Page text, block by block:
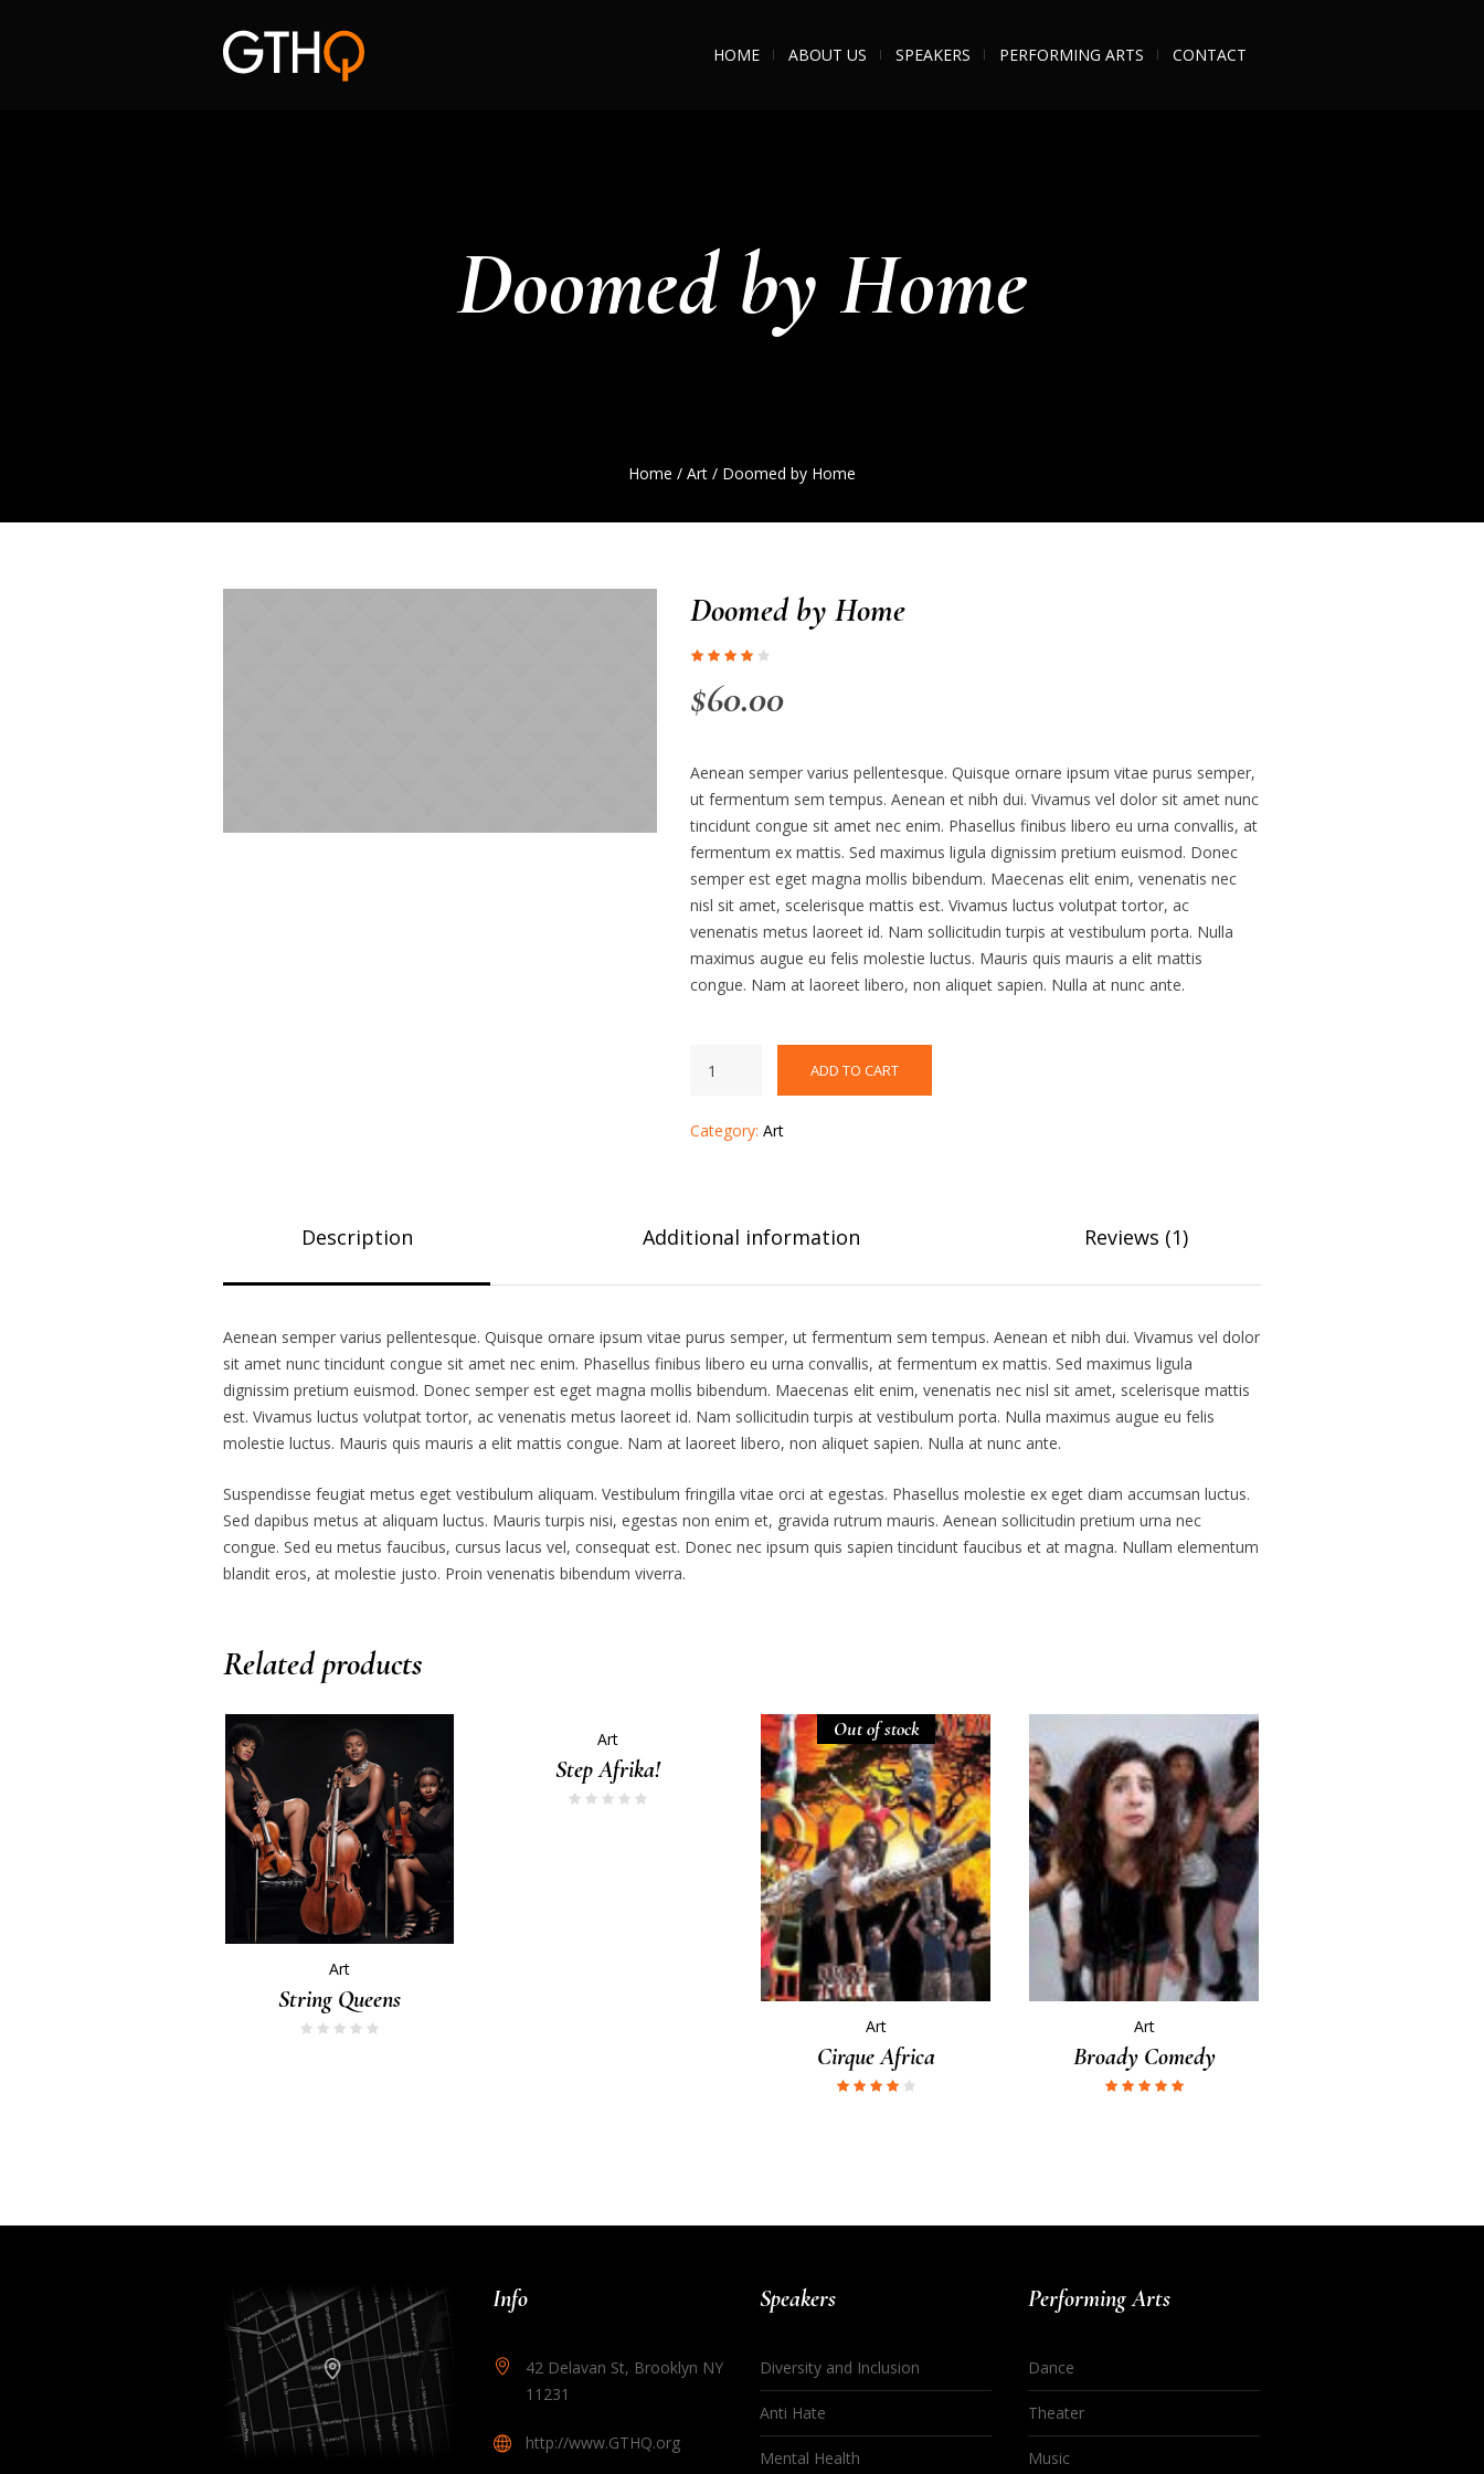
HOME ABOUT US SPEAKERS PERFORMING ARTS CONTACT
Doomed by Home
Home / Art / Doomed by Home
Doomed by Home
$60.00
Aenean semper varius pellentesque. Quisque ornare ipsum vitae purus semper,
ut fermentum sem tempus. Aenean et nibh dui. Vivamus vel dolor sit amet nunc
tincidunt congue sit amet nec enim. Phasellus finibus libero eu urna convallis, at
fermentum ex mattis. Sed maximus ligula dignissim pretium euismod. Donec
semper est eget magna mollis bibendum. Maecenas elit enim, venenatis nec
nisl sit amet, scelerisque mattis est. Vivamus luctus volutpat tortor, ac
venenatis metus laoreet id. Nam sollicitudin turpis at vestibulum porta. Nulla
maximus augue eu felis molestie luctus. Mauris quis mauris a elit mattis
congue. Nam at laoreet libero, non aliquet sapien. Nulla at nunc ante.
ADD TO CART
Category: Art
Description Additional information Reviews (1)
Aenean semper varius pellentesque. Quisque ornare ipsum vitae purus semper, ut fermentum sem tempus. Aenean et nibh dui. Vivamus vel dolor
sit amet nunc tincidunt congue sit amet nec enim. Phasellus finibus libero eu urna convallis, at fermentum ex mattis. Sed maximus ligula
dignissim pretium euismod. Donec semper est eget magna mollis bibendum. Maecenas elit enim, venenatis nec nisl sit amet, scelerisque mattis
est. Vivamus luctus volutpat tortor, ac venenatis metus laoreet id. Nam sollicitudin turpis at vestibulum porta. Nulla maximus augue eu felis
molestie luctus. Mauris quis mauris a elit mattis congue. Nam at laoreet libero, non aliquet sapien. Nulla at nunc ante.
Suspendisse feugiat metus eget vestibulum aliquam. Vestibulum fringilla vitae orci at egestas. Phasellus molestie ex eget diam accumsan luctus.
Sed dapibus metus at aliquam luctus. Mauris turpis nisi, egestas non enim et, gravida rutrum mauris. Aenean sollicitudin pretium urna nec
congue. Sed eu metus faucibus, cursus lacus vel, consequat est. Donec nec ipsum quis sapien tincidunt faucibus et at magna. Nullam elementum
blandit eros, at molestie justo. Proin venenatis bibendum viverra.
Related products
Art
String Queens
Art
Step Afrika!
Out of stock
Art
Cirque Africa
Art
Broady Comedy
Info
42 Delavan St, Brooklyn NY
11231
http://www.GTHQ.org
Speakers
Diversity and Inclusion
Anti Hate
Mental Health
Performing Arts
Dance
Theater
Music